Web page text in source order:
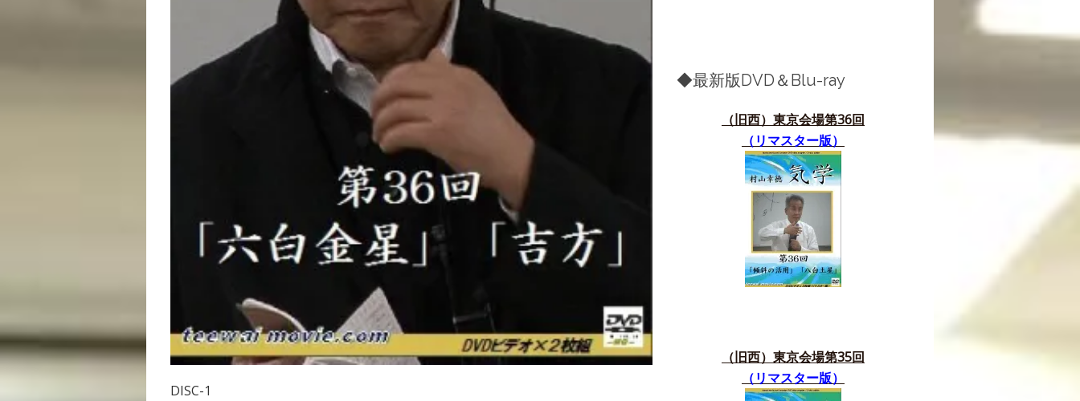
DISC-1
◆最新版DVD＆Blu-ray
（旧西）東京会場第36回
（リマスター版）
（旧西）東京会場第35回
（リマスター版）